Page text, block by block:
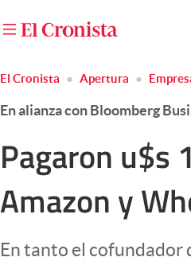
Otras secciones
Apertura
Clase
Clima
Eventos Corporativos
El Cronista Apertura
En alianza con Bloomberg
Pagaron u$s
Amazon y
En tanto el cofundador